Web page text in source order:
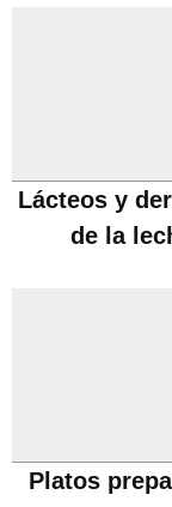
Lácteos y
de la
Platos